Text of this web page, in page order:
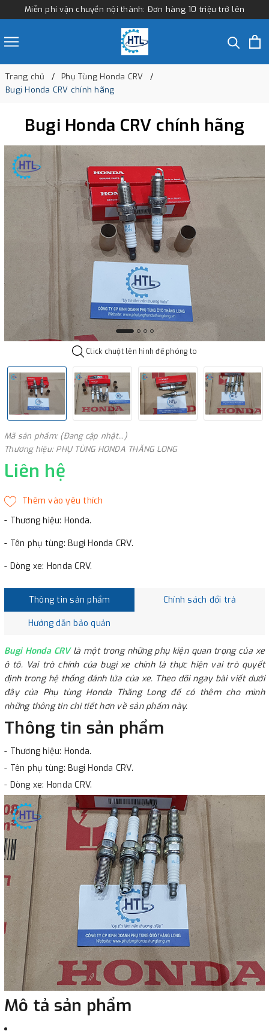
Miễn phí vận chuyển nội thành: Đơn hàng 10 triệu trở lên
Trang chủ
Phụ Tùng Honda CRV
Bugi Honda CRV chính hãng
Bugi Honda CRV chính hãng
Click chuột lên hình để phóng to
Mã sản phẩm: (Đang cập nhật...)
Thương hiệu: PHỤ TÙNG HONDA THĂNG LONG
Liên hệ
- Thương hiệu: Honda.
- Tên phụ tùng: Bugi Honda CRV.
- Dòng xe: Honda CRV.
Thông tin sản phẩm Chính sách đổi trả
Hướng dẫn bảo quản
Bugi Honda CRVlà một trong những phụ kiện quan trọng của xe
ô tô. Vai trò chính của bugi xe chính là thực hiện vai trò quyết
định trong hệ thống đánh lửa của xe. Theo dõi ngay bài viết dưới
đây của Phụ tùng Honda Thăng Long để có thêm cho mình
những thông tin chi tiết hơn về sản phẩm này.
Thông tin sản phẩm
- Thương hiệu: Honda.
- Tên phụ tùng: Bugi Honda CRV.
- Dòng xe: Honda CRV.
Mô tả sản phẩm